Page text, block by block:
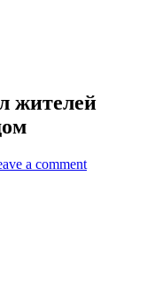
жителей
a comment